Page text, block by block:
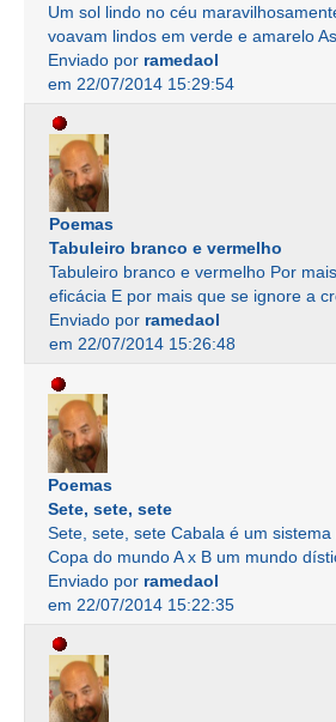
Um sol lindo no céu
voavam lindos em verde e amarelo As
Enviado por ramedaol
em 22/07/2014 15:29:54
Poemas
Tabuleiro branco e vermelho
Tabuleiro branco e vermelho Por
eficácia E por mais que se ignore a
Enviado por ramedaol
em 22/07/2014 15:26:48
Poemas
Sete, sete, sete
Sete, sete, sete Cabala é um
Copa do mundo A x B um mundo
Enviado por ramedaol
em 22/07/2014 15:22:35